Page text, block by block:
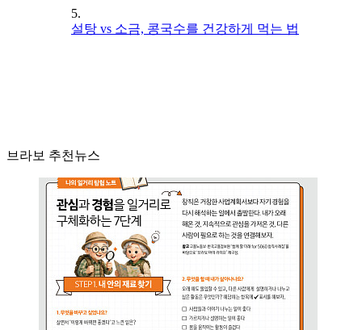
5.
설탕 vs 소금, 콩국수를 건강하게 먹는 법
브라보 추천뉴스